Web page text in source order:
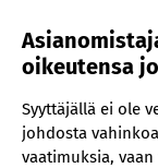
oikeutensa
Syyttäjällä ei ole
johdosta
vaatimuksia,